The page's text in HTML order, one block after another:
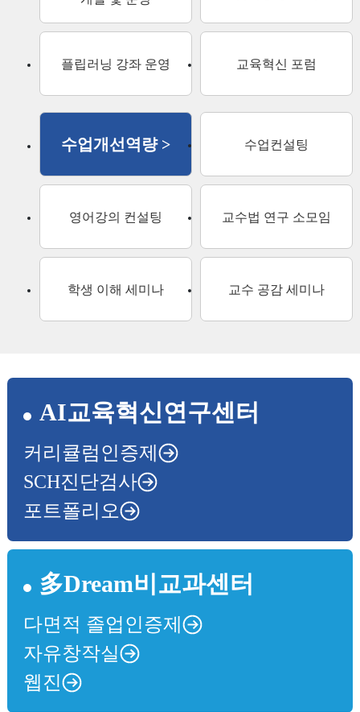
플립러닝 강좌 운영 교육혁신 포럼
수업개선역량 > 수업컨설팅
영어강의 컨설팅 교수법 연구 소모임
학생 이해 세미나 교수 공감 세미나
AI교육혁신연구센터
커리큘럼인증제
SCH진단검사
포트폴리오
多Dream비교과센터
다면적 졸업인증제
자유창작실
웹진